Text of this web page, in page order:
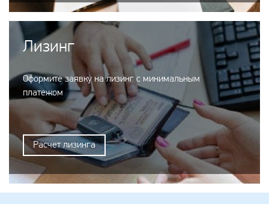
Лизинг
Оформите заявку на лизинг с минимальным
платежом
Расчет лизинга